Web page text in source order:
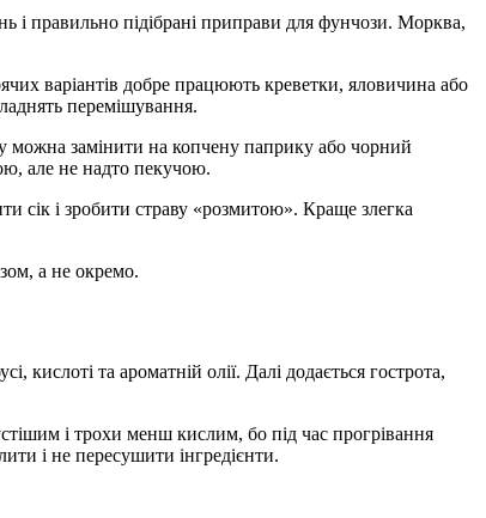
і правильно підібрані приправи для фунчози. Морква,
варіантів добре працюють креветки, яловичина або
перемішування.
можна замінити на копчену паприку або чорний
але не надто пекучою.
сік і зробити страву «розмитою». Краще злегка
а не окремо.
та ароматній олії. Далі додається гострота,
і трохи менш кислим, бо під час прогрівання
і не пересушити інгредієнти.